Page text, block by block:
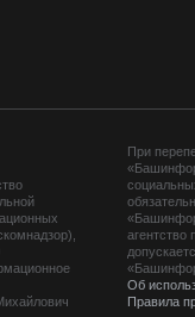
При
агентство
Об
Правила